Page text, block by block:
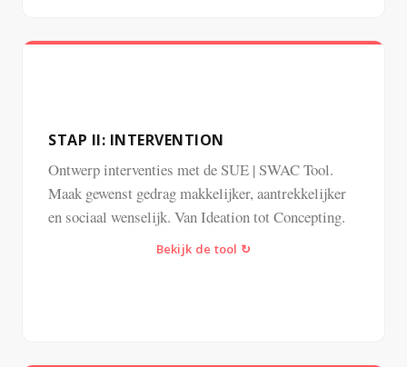
STAP II: INTERVENTION
Ontwerp interventies met de SUE | SWAC Tool.
Maak gewenst gedrag makkelijker, aantrekkelijker
en sociaal wenselijk. Van Ideation tot Concepting.
Bekijk de tool ↻